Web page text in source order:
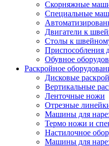
Скорняжные
Специальные
Двигатели к
Столы к
Приспособления
Обувное
Раскройное
Дисковые
Вертикальные
Ленточные ножи
Отрезные
Машины для
Термо ножи и
Настилочное
Машины для